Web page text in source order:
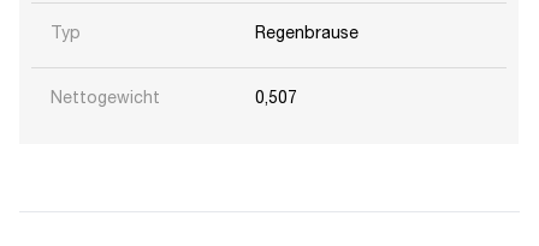
Typ Regenbrause
Nettogewicht 0,507